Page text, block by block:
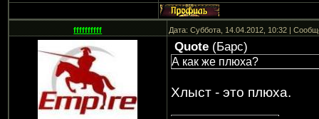
ffffffffff Дата: Суббота, 14.04.2012, 10:32 |
Quote(Барс)
А как же плюха?
Хлыст - это плюха.